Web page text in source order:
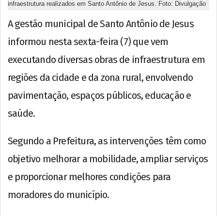
infraestrutura realizados em Santo Antônio de Jesus. Foto: Divulgação
A gestão municipal de Santo Antônio de Jesus
informou nesta sexta-feira (7) que vem
executando diversas obras de infraestrutura em
regiões da cidade e da zona rural, envolvendo
pavimentação, espaços públicos, educação e
saúde.
Segundo a Prefeitura, as intervenções têm como
objetivo melhorar a mobilidade, ampliar serviços
e proporcionar melhores condições para
moradores do município.